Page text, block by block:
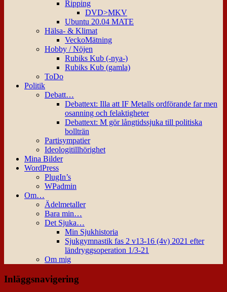
Ripping
DVD>MKV
Ubuntu 20.04 MATE
Hälsa- & Klimat
VeckoMätning
Hobby / Nöjen
Rubiks Kub (-nya-)
Rubiks Kub (gamla)
ToDo
Politik
Debatt…
Debattext: Illa att IF Metalls ordförande far men
osanning och felaktigheter
Debattext: M gör långtidssjuka till politiska
bollträn
Partisympatier
Ideologitillhörighet
Mina Bilder
WordPress
PlugIn’s
WPadmin
Om…
Ädelmetaller
Bara min…
Det Sjuka…
Min Sjukhistoria
Sjukgymnastik fas 2 v13-16 (4v) 2021 efter
ländryggsoperation 1/3-21
Om mig
Inläggsnavigering